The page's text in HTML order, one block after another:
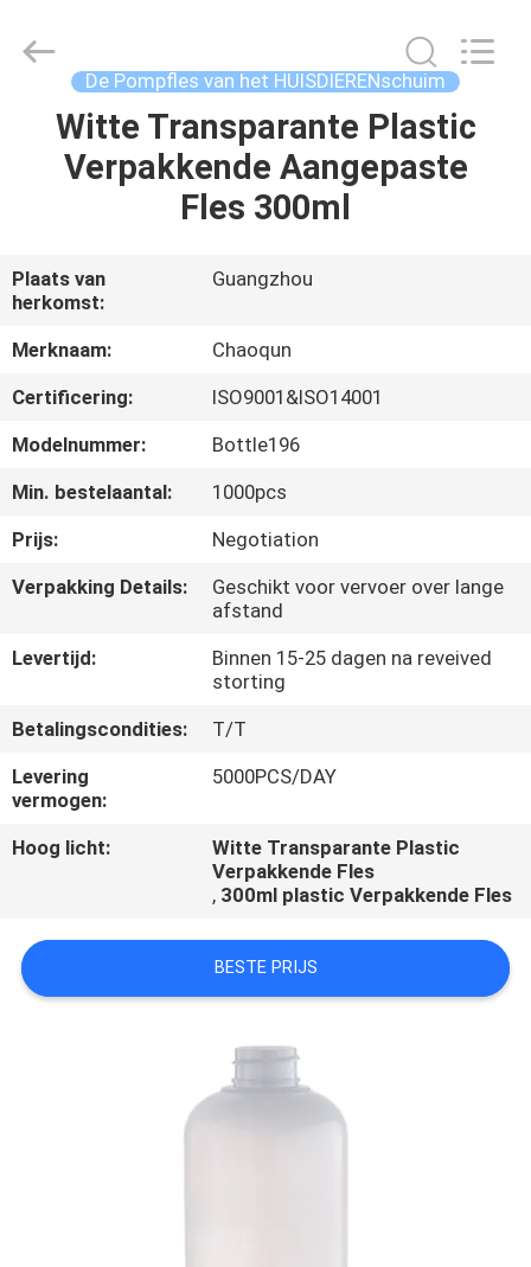
HUIS
PRODUCTEN
ONGEVEER
ONS
FABRIEKSREIS
CONTACTEER
ONS
NIEUWS
GEVALLEN
De Pompfles van het HUISDIERENschuim
Witte Transparante Plastic
Verpakkende Aangepaste
Fles 300ml
Plaats van
herkomst:
Guangzhou
Merknaam:
Chaoqun
Certificering:
ISO9001&ISO14001
Modelnummer:
Bottle196
Min. bestelaantal:
1000pcs
Prijs:
Negotiation
Verpakking Details:
Geschikt voor vervoer over lange
afstand
Levertijd:
Binnen 15-25 dagen na reveived
storting
Betalingscondities:
T/T
Levering
vermogen:
5000PCS/DAY
Hoog licht:
Witte Transparante Plastic
Verpakkende Fles
, 300ml plastic Verpakkende Fles
BESTE PRIJS